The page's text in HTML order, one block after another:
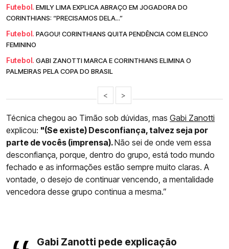
Futebol. EMILY LIMA EXPLICA ABRAÇO EM JOGADORA DO
CORINTHIANS: “PRECISAMOS DELA...”
Futebol. PAGOU! CORINTHIANS QUITA PENDÊNCIA COM ELENCO
FEMININO
Futebol. GABI ZANOTTI MARCA E CORINTHIANS ELIMINA O
PALMEIRAS PELA COPA DO BRASIL
< >
Técnica chegou ao Timão sob dúvidas, mas Gabi Zanotti
explicou: "(Se existe) Desconfiança, talvez seja por
parte de vocês (imprensa).Não sei de onde vem essa
desconfiança, porque, dentro do grupo, está todo mundo
fechado e as informações estão sempre muito claras. A
vontade, o desejo de continuar vencendo, a mentalidade
vencedora desse grupo continua a mesma.”
Gabi Zanotti pede explicação